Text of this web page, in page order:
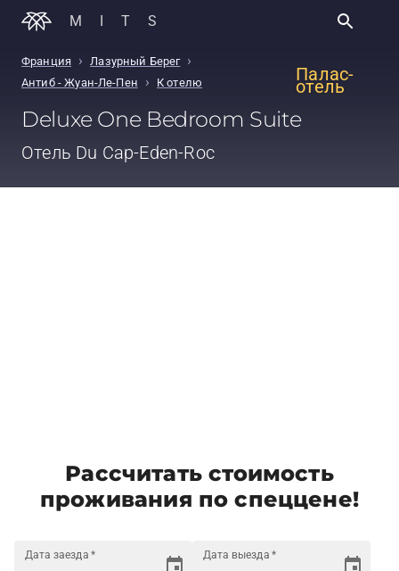
MITS
Палас-
отель
Франция › Лазурный Берег ›
Антиб - Жуан-Ле-Пен › К отелю
Deluxe One Bedroom Suite
Отель Du Cap-Eden-Roc
Рассчитать стоимость
проживания по спеццене!
Дата заезда * Дата выезда *